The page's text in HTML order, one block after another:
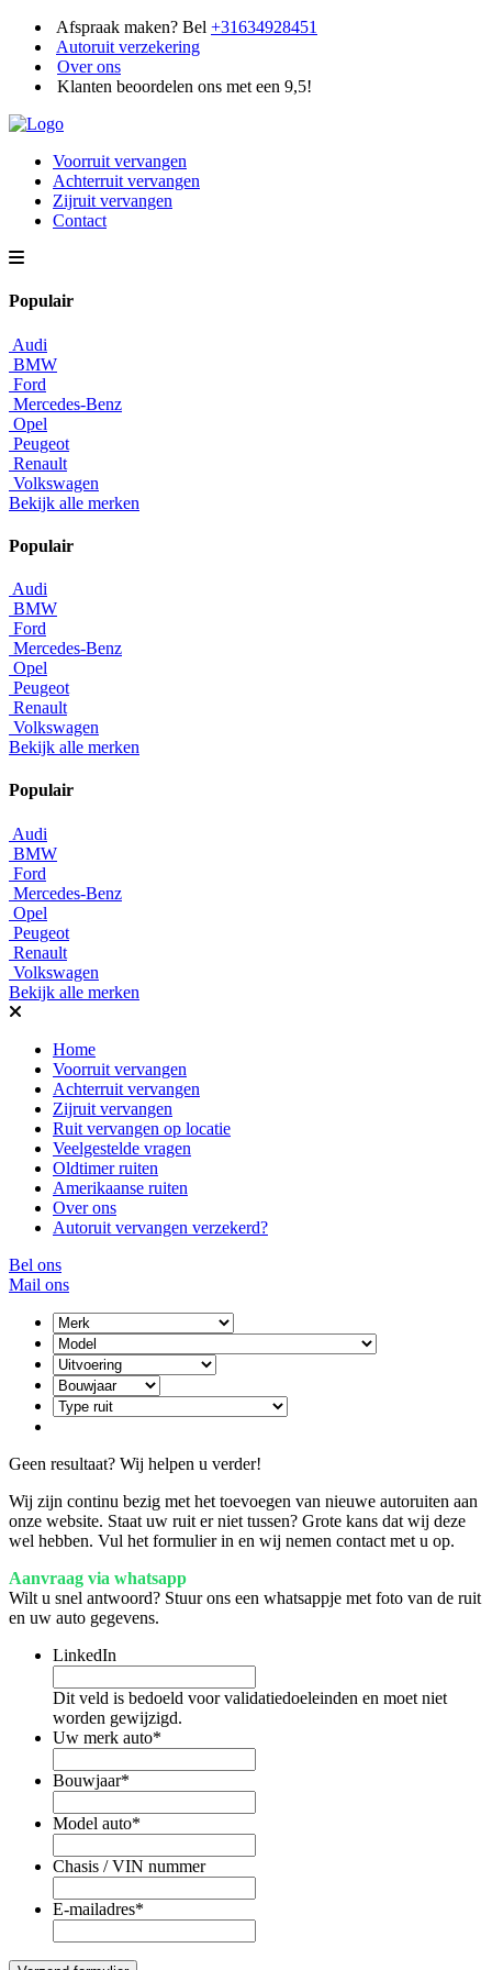
Afspraak maken? Bel +31634928451
Autoruit verzekering
Over ons
Klanten beoordelen ons met een 9,5!
Voorruit vervangen
Achterruit vervangen
Zijruit vervangen
Contact
Populair
Audi
BMW
Ford
Mercedes-Benz
Opel
Peugeot
Renault
Volkswagen
Bekijk alle merken
Populair
Audi
BMW
Ford
Mercedes-Benz
Opel
Peugeot
Renault
Volkswagen
Bekijk alle merken
Populair
Audi
BMW
Ford
Mercedes-Benz
Opel
Peugeot
Renault
Volkswagen
Bekijk alle merken
Home
Voorruit vervangen
Achterruit vervangen
Zijruit vervangen
Ruit vervangen op locatie
Veelgestelde vragen
Oldtimer ruiten
Amerikaanse ruiten
Over ons
Autoruit vervangen verzekerd?
Bel ons
Mail ons
Geen resultaat? Wij helpen u verder!
Wij zijn continu bezig met het toevoegen van nieuwe autoruiten aan
onze website. Staat uw ruit er niet tussen? Grote kans dat wij deze
wel hebben. Vul het formulier in en wij nemen contact met u op.
Aanvraag via whatsapp
Wilt u snel antwoord? Stuur ons een whatsappje met foto van de ruit
en uw auto gegevens.
LinkedIn
Dit veld is bedoeld voor validatiedoeleinden en moet niet
worden gewijzigd.
Uw merk auto*
Bouwjaar*
Model auto*
Chasis / VIN nummer
E-mailadres*